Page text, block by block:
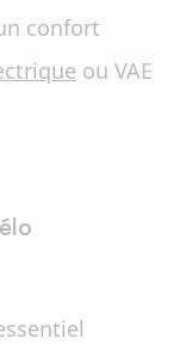
confort
ou VAE